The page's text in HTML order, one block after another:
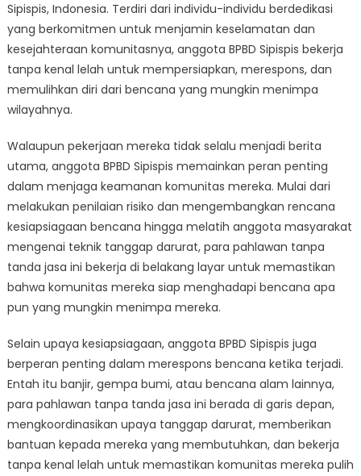
Sipispis, Indonesia. Terdiri dari individu-individu berdedikasi
yang berkomitmen untuk menjamin keselamatan dan
kesejahteraan komunitasnya, anggota BPBD Sipispis bekerja
tanpa kenal lelah untuk mempersiapkan, merespons, dan
memulihkan diri dari bencana yang mungkin menimpa
wilayahnya.
Walaupun pekerjaan mereka tidak selalu menjadi berita
utama, anggota BPBD Sipispis memainkan peran penting
dalam menjaga keamanan komunitas mereka. Mulai dari
melakukan penilaian risiko dan mengembangkan rencana
kesiapsiagaan bencana hingga melatih anggota masyarakat
mengenai teknik tanggap darurat, para pahlawan tanpa
tanda jasa ini bekerja di belakang layar untuk memastikan
bahwa komunitas mereka siap menghadapi bencana apa
pun yang mungkin menimpa mereka.
Selain upaya kesiapsiagaan, anggota BPBD Sipispis juga
berperan penting dalam merespons bencana ketika terjadi.
Entah itu banjir, gempa bumi, atau bencana alam lainnya,
para pahlawan tanpa tanda jasa ini berada di garis depan,
mengkoordinasikan upaya tanggap darurat, memberikan
bantuan kepada mereka yang membutuhkan, dan bekerja
tanpa kenal lelah untuk memastikan komunitas mereka pulih